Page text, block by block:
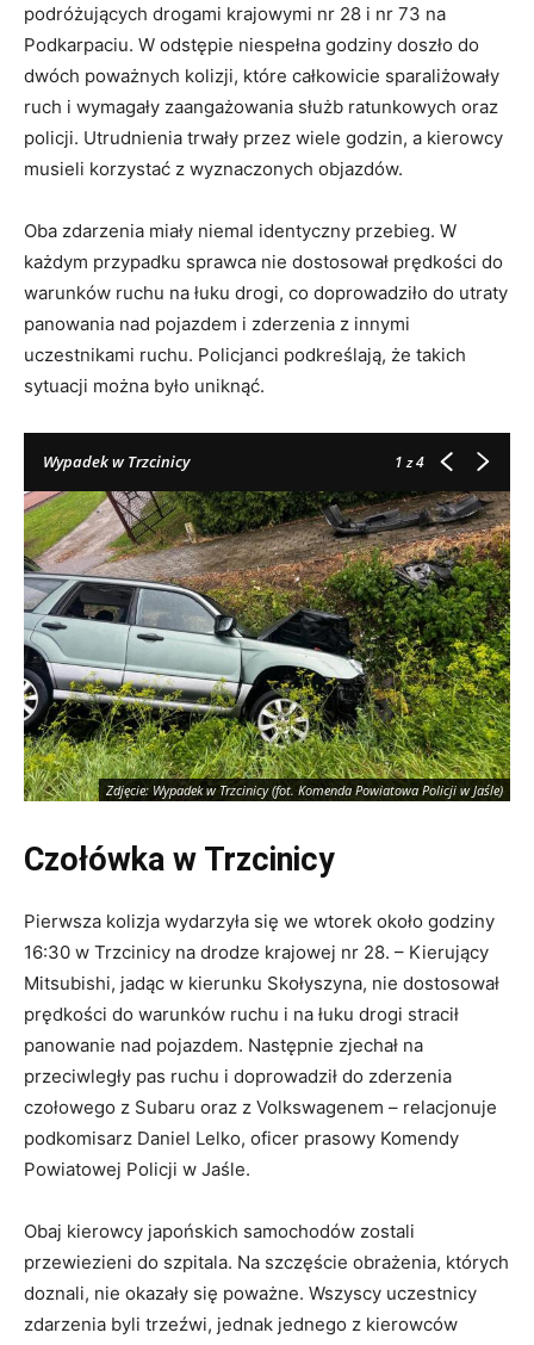
podróżujących drogami krajowymi nr 28 i nr 73 na
Podkarpaciu. W odstępie niespełna godziny doszło do
dwóch poważnych kolizji, które całkowicie sparaliżowały
ruch i wymagały zaangażowania służb ratunkowych oraz
policji. Utrudnienia trwały przez wiele godzin, a kierowcy
musieli korzystać z wyznaczonych objazdów.
Oba zdarzenia miały niemal identyczny przebieg. W
każdym przypadku sprawca nie dostosował prędkości do
warunków ruchu na łuku drogi, co doprowadziło do utraty
panowania nad pojazdem i zderzenia z innymi
uczestnikami ruchu. Policjanci podkreślają, że takich
sytuacji można było uniknąć.
Wypadek w Trzcinicy 1z 4
Zdjęcie: Wypadek w Trzcinicy (fot. Komenda Powiatowa Policji w Jaśle)
Czołówka w Trzcinicy
Pierwsza kolizja wydarzyła się we wtorek około godziny
16:30 w Trzcinicy na drodze krajowej nr 28. – Kierujący
Mitsubishi, jadąc w kierunku Skołyszyna, nie dostosował
prędkości do warunków ruchu i na łuku drogi stracił
panowanie nad pojazdem. Następnie zjechał na
przeciwległy pas ruchu i doprowadził do zderzenia
czołowego z Subaru oraz z Volkswagenem – relacjonuje
podkomisarz Daniel Lelko, oficer prasowy Komendy
Powiatowej Policji w Jaśle.
Obaj kierowcy japońskich samochodów zostali
przewiezieni do szpitala. Na szczęście obrażenia, których
doznali, nie okazały się poważne. Wszyscy uczestnicy
zdarzenia byli trzeźwi, jednak jednego z kierowców